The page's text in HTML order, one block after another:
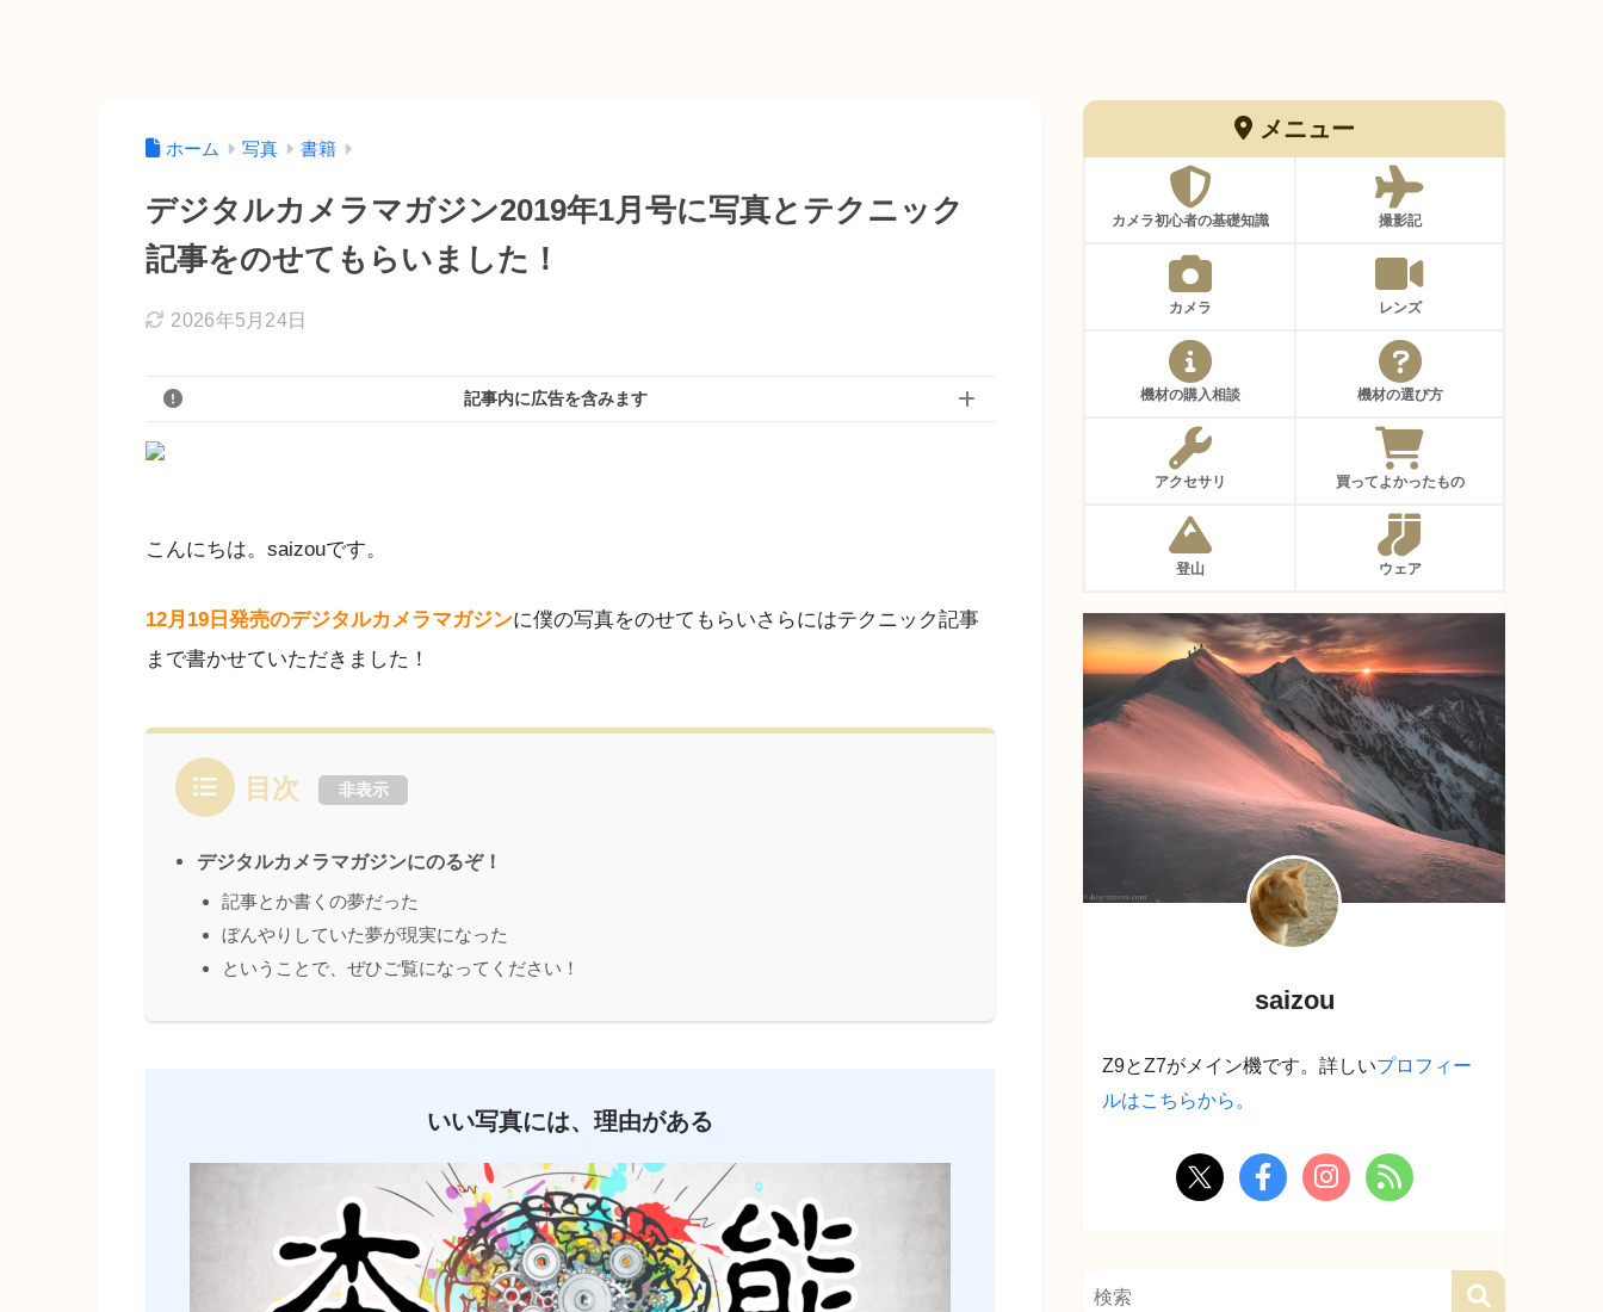
ホーム 写真 書籍
デジタルカメラマガジン2019年1月号に写真とテクニック
記事をのせてもらいました！
2026年5月24日
記事内に広告を含みます
こんにちは。saizouです。
12月19日発売のデジタルカメラマガジンに僕の写真をのせてもらいさらにはテクニック記事
まで書かせていただきました！
目次 非表示
デジタルカメラマガジンにのるぞ！
記事とか書くの夢だった
ぼんやりしていた夢が現実になった
ということで、ぜひご覧になってください！
いい写真には、理由がある
メニュー
カメラ初心者の基礎知識 撮影記
カメラ レンズ
機材の購入相談 機材の選び方
アクセサリ 買ってよかったもの
登山 ウェア
saizou
Z9とZ7がメイン機です。詳しいプロフィー
ルはこちらから。